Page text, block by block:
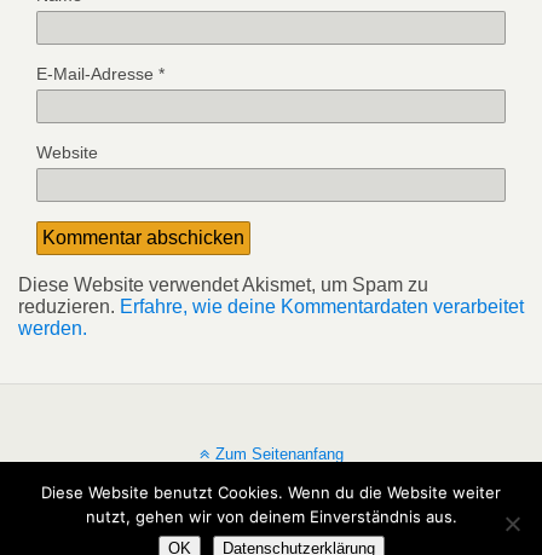
E-Mail-Adresse *
Website
Diese Website verwendet Akismet, um Spam zu
reduzieren. Erfahre, wie deine Kommentardaten verarbeitet
werden.
Zum Seitenanfang
Mobil Desktop
Diese Website benutzt Cookies. Wenn du die Website weiter
nutzt, gehen wir von deinem Einverständnis aus.
OK Datenschutzerklärung